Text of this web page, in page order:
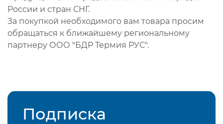
России и стран СНГ.
За покупкой необходимого вам товара просим
обращаться к ближайшему региональному
партнеру ООО "БДР Термия РУС".
Подписка